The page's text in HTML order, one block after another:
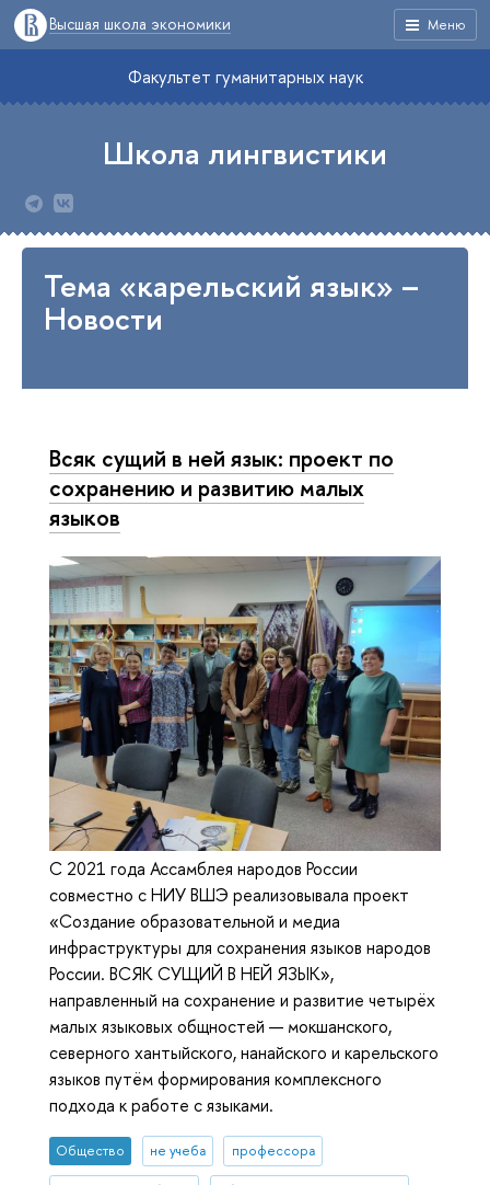
Меню
Высшая школа экономики
Факультет гуманитарных наук
Школа лингвистики
Тема «карельский язык» –
Новости
Всяк сущий в ней язык: проект по
сохранению и развитию малых
языков
С 2021 года Ассамблея народов России
совместно с НИУ ВШЭ реализовывала проект
«Создание образовательной и медиа
инфраструктуры для сохранения языков народов
России. ВСЯК СУЩИЙ В НЕЙ ЯЗЫК»,
направленный на сохранение и развитие четырёх
малых языковых общностей — мокшанского,
северного хантыйского, нанайского и карельского
языков путём формирования комплексного
подхода к работе с языками.
Общество не учеба профессора